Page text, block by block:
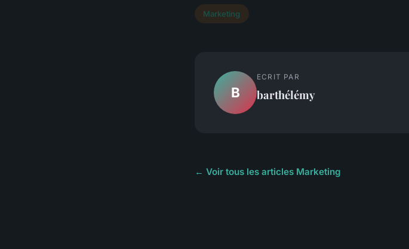
Marketing
B
ECRIT PAR
barthélémy
← Voir tous les articles Marketing